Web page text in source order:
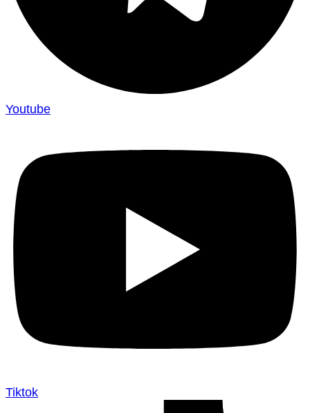
Youtube
Tiktok